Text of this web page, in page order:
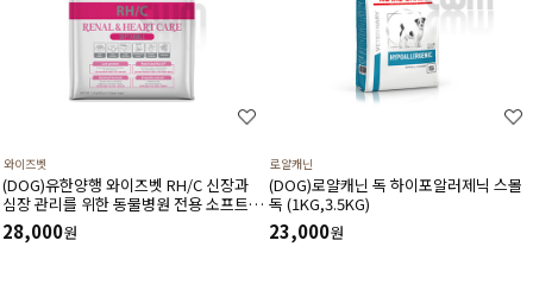
와이즈벳
(DOG)유한양행 와이즈벳 RH/C 신장과
심장 관리를 위한 동물병원 전용 소프트
사료(1.2kg) 저단백 저인 저나트륨 3저설
계 심장건강에 도움을 주는 기능성 성분
28,000원
로얄캐닌
(DOG)로얄캐닌 독 하이포알러제닉 스몰
독 (1KG,3.5KG)
23,000원